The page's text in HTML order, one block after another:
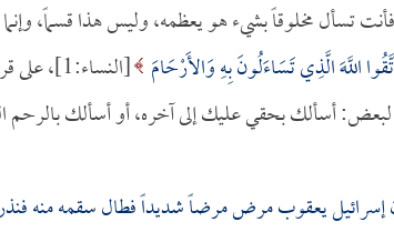
تسأل مخلوقاً بشيء هو يعظمه، وليس هذا قسماً،
اللَّهَ الَّذِي تَسَاءَلُونَ بِهِ وَالأَرْحَامَ
لبعض: أسألك بحقي عليك إلى آخره، أو أسألك بالرحم
يعقوب مرض مرضاً شديداً فطال سقمه منه فنذر